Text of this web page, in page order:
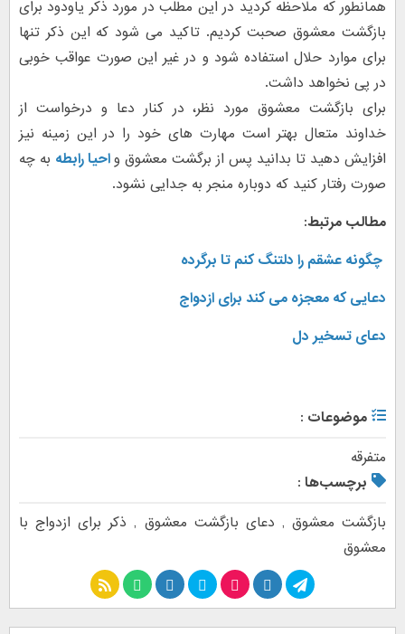
همانطور که ملاحظه کردید در این مطلب در مورد ذکر یاودود برای
بازگشت معشوق صحبت کردیم. تاکید می شود که این ذکر تنها
برای موارد حلال استفاده شود و در غیر این صورت عواقب خوبی
در پی نخواهد داشت.
برای بازگشت معشوق مورد نظر، در کنار دعا و درخواست از
خداوند متعال بهتر است مهارت های خود را در این زمینه نیز
افزایش دهید تا بدانید پس از برگشت معشوق واحیا رابطه به چه
صورت رفتار کنید که دوباره منجر به جدایی نشود.
مطالب مرتبط:
چگونه عشقم را دلتنگ کنم تا برگرده
دعایی که معجزه می کند برای ازدواج
دعای تسخیر دل
موضوعات :
متفرقه
برچسب‌ها :
بازگشت معشوق , دعای بازگشت معشوق , ذکر برای ازدواج با
معشوق